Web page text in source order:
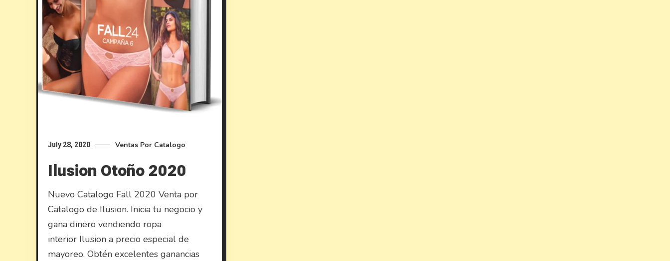
July 28, 2020 Ventas Por Catalogo
Ilusion Otoño 2020
Nuevo Catalogo Fall 2020 Venta por
Catalogo de Ilusion. Inicia tu negocio y
gana dinero vendiendo ropa
interior Ilusion a precio especial de
mayoreo. Obtén excelentes ganancias